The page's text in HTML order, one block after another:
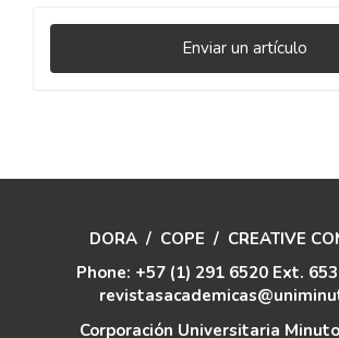
Enviar
un
Enviar un artículo
DORA / COPE / CREATIVE
Phone: +57 (1) 291 6520 Ext.
Corporación Universitaria